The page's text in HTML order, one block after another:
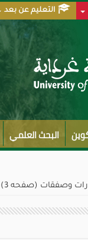
التعليم عن بعد
البحث العلمي
وصفقات (صفحه 3)